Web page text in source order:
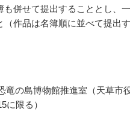
併せて提出することとし、
作品は名簿順に並べて提出す
竜の島博物館推進室（天草市
に限る）